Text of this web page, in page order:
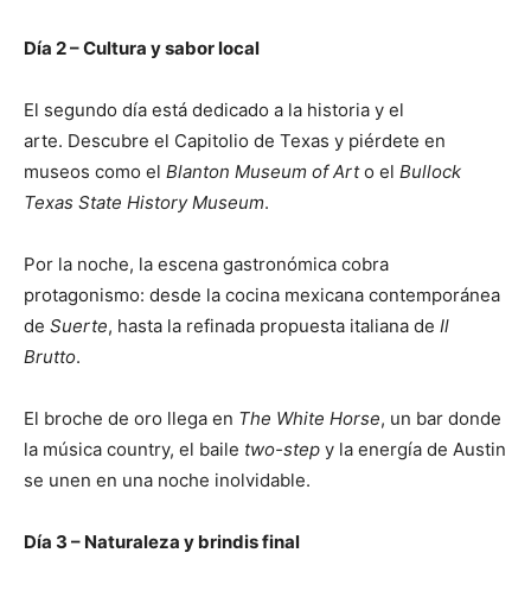
Día 2 – Cultura y sabor local
El segundo día está dedicado a la historia y el
arte. Descubre el Capitolio de Texas y piérdete en
museos como el Blanton Museum of Arto el Bullock
Texas State History Museum.
Por la noche, la escena gastronómica cobra
protagonismo: desde la cocina mexicana contemporánea
de Suerte, hasta la refinada propuesta italiana de Il
Brutto.
El broche de oro llega en The White Horse, un bar donde
la música country, el baile two-step y la energía de Austin
se unen en una noche inolvidable.
Día 3 – Naturaleza y brindis final